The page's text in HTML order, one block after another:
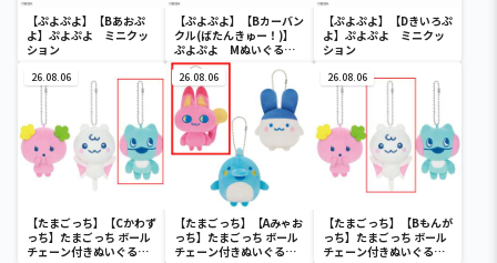
【ぷよぷよ】【Bあおぷ
よ】ぷよぷよ ミニクッ
ション
【ぷよぷよ】【Bカーバン
クル(ばたんきゅー！)】
ぷよぷよ Mぬいぐる
み“カーバンクル”
【ぷよぷよ】【Dきいろぷ
よ】ぷよぷよ ミニクッ
ション
26.08.06
【たまごっち】【Cかわず
っち】たまごっち ボール
チェーン付きぬいぐるみ
26.08.06
【たまごっち】【Aみゃお
っち】たまごっち ボール
チェーン付きぬいぐるみ
26.08.06
【たまごっち】【Bもんが
っち】たまごっち ボール
チェーン付きぬいぐるみ